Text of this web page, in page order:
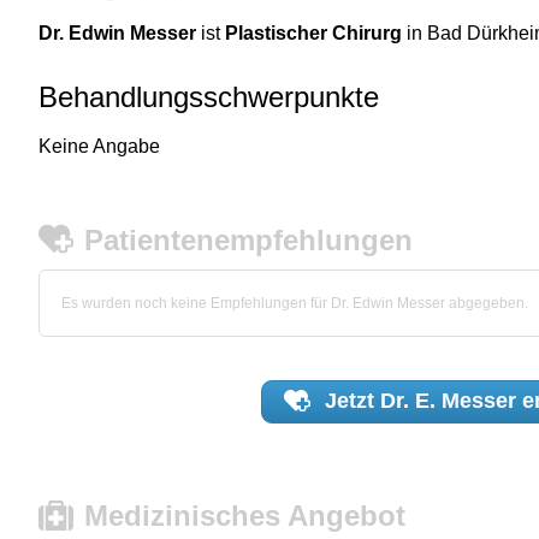
Dr. Edwin Messer ist Plastischer Chirurg in Bad
Behandlungsschwerpunkte
Keine Angabe
Patientenempfehlungen
Es wurden noch keine Empfehlungen für Dr. Edwin Messer abgegeben.
Jetzt Dr. E. Messer
Medizinisches Angebot